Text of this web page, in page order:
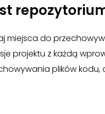
miejsca do
projektu z każdą
plików kodu,